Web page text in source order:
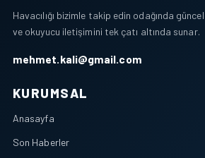
Havacılığı bizimle takip edin odağında
ve okuyucu iletişimini tek çatı altında sunar.
mehmet.kali@gmail.com
KURUMSAL
Anasayfa
Son Haberler